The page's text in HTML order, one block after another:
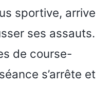
sportive, arrive
ses assauts.
de course-
s’arrête et